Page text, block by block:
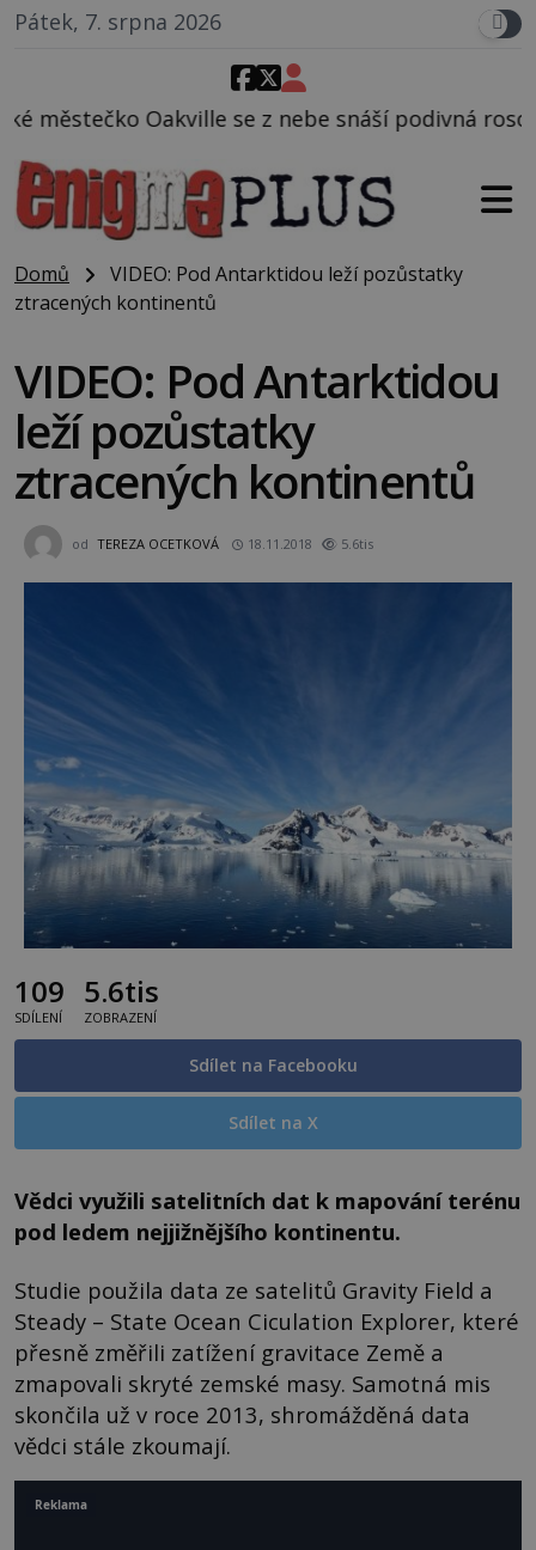
Pátek, 7. srpna 2026
z nebe snáší podivná rosolovitá látka
Domů
VIDEO: Pod Antarktidou leží pozůstatky
ztracených kontinentů
VIDEO: Pod Antarktidou
leží pozůstatky
ztracených kontinentů
od TEREZA OCETKOVÁ 18.11.2018 5.6tis
109
SDÍLENÍ
5.6tis
ZOBRAZENÍ
Sdílet na Facebooku
Sdílet na X
Vědci využili satelitních dat k mapování terénu
pod ledem nejjižnějšího kontinentu.
Studie použila data ze satelitů Gravity Field a
Steady – State Ocean Ciculation Explorer, které
přesně změřili zatížení gravitace Země a
zmapovali skryté zemské masy. Samotná mis
skončila už v roce 2013, shromážděná data
vědci stále zkoumají.
Reklama